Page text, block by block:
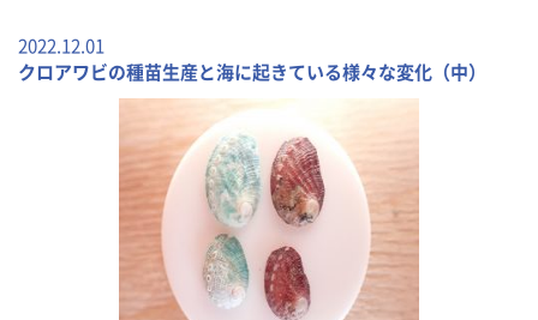
2022.12.01
クロアワビの種苗生産と海に起きている様々な変化（中）